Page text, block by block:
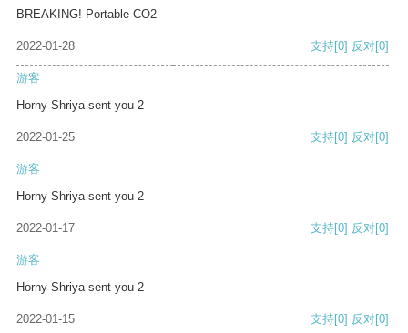
BREAKING! Portable CO2
2022-01-28 支持[0] 反对[0]
游客
Horny Shriya sent you 2
2022-01-25 支持[0] 反对[0]
游客
Horny Shriya sent you 2
2022-01-17 支持[0] 反对[0]
游客
Horny Shriya sent you 2
2022-01-15 支持[0] 反对[0]